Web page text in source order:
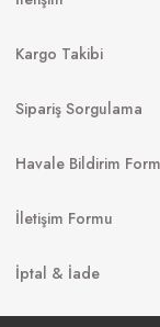
Kargo Takibi
Sipariş Sorgulama
Havale Bildirim
İletişim Formu
İptal & İade